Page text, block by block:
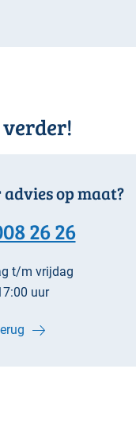
verder!
op maat?
26 26
t/m vrijdag
uur